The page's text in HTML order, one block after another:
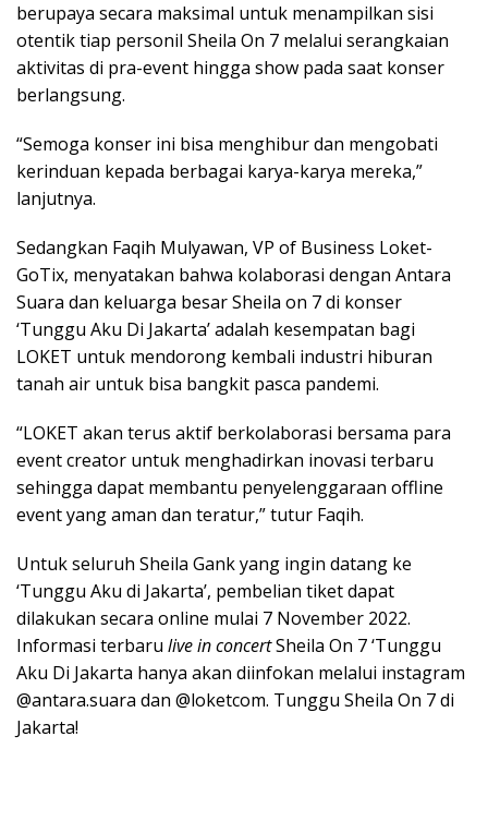
berupaya secara maksimal untuk menampilkan sisi
otentik tiap personil Sheila On 7 melalui serangkaian
aktivitas di pra-event hingga show pada saat konser
berlangsung.
“Semoga konser ini bisa menghibur dan mengobati
kerinduan kepada berbagai karya-karya mereka,”
lanjutnya.
Sedangkan Faqih Mulyawan, VP of Business Loket-
GoTix, menyatakan bahwa kolaborasi dengan Antara
Suara dan keluarga besar Sheila on 7 di konser
‘Tunggu Aku Di Jakarta’ adalah kesempatan bagi
LOKET untuk mendorong kembali industri hiburan
tanah air untuk bisa bangkit pasca pandemi.
“LOKET akan terus aktif berkolaborasi bersama para
event creator untuk menghadirkan inovasi terbaru
sehingga dapat membantu penyelenggaraan offline
event yang aman dan teratur,” tutur Faqih.
Untuk seluruh Sheila Gank yang ingin datang ke
‘Tunggu Aku di Jakarta’, pembelian tiket dapat
dilakukan secara online mulai 7 November 2022.
Informasi terbaru live in concertSheila On 7 ‘Tunggu
Aku Di Jakarta hanya akan diinfokan melalui instagram
@antara.suara dan @loketcom. Tunggu Sheila On 7 di
Jakarta!